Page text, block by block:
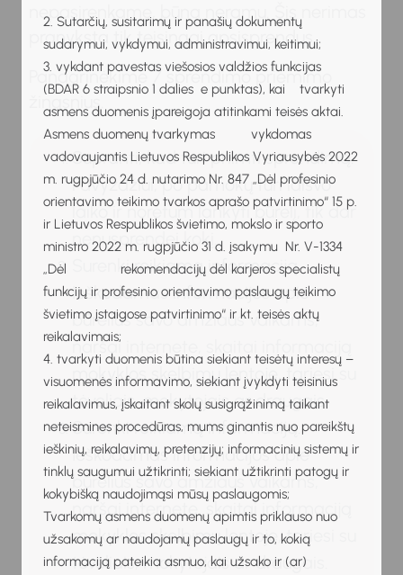
2. Sutarčių, susitarimų ir panašių dokumentų
sudarymui, vykdymui, administravimui, keitimui;
3. vykdant pavestas viešosios valdžios funkcijas
(BDAR 6 straipsnio 1 dalies e punktas), kai tvarkyti
asmens duomenis įpareigoja atitinkami teisės aktai.
Asmens duomenų tvarkymas vykdomas
vadovaujantis Lietuvos Respublikos Vyriausybės 2022
m. rugpjūčio 24 d. nutarimo Nr. 847 „Dėl profesinio
orientavimo teikimo tvarkos aprašo patvirtinimo“ 15 p.
ir Lietuvos Respublikos švietimo, mokslo ir sporto
ministro 2022 m. rugpjūčio 31 d. įsakymu Nr. V-1334
„Dėl rekomendacijų dėl karjeros specialistų
funkcijų ir profesinio orientavimo paslaugų teikimo
švietimo įstaigose patvirtinimo“ ir kt. teisės aktų
reikalavimais;
4. tvarkyti duomenis būtina siekiant teisėtų interesų –
visuomenės informavimo, siekiant įvykdyti teisinius
reikalavimus, įskaitant skolų susigrąžinimą taikant
neteismines procedūras, mums ginantis nuo pareikštų
ieškinių, reikalavimų, pretenzijų; informacinių sistemų ir
tinklų saugumui užtikrinti; siekiant užtikrinti patogų ir
kokybišką naudojimąsi mūsų paslaugomis;
Tvarkomų asmens duomenų apimtis priklauso nuo
užsakomų ar naudojamų paslaugų ir to, kokią
informaciją pateikia asmuo, kai užsako ir (ar)
nepasirenkame, būna neramu. Šis nerimas
pranyksta tik teisingai apsisprendus.
Panagrinėkime 7 sprendimo priėmimo
žingsnius.
Supranti, kad turi priimti sprendimą.
Pavyzdžiui, po pamokų turi laisvo
laiko ir norėtum lankyti būrelį, tik dar
nenusprendei kokį.
Surenki reikiamą informaciją.
Ieškodamas informacijos apie
būrelius savo amžiaus vaikams,
naršai internete, skaitai informaciją
mokyklos skelbimų lentoje, tariesi su
tėveliais, mokytojais ar draugais.
Surenki reikiamą informaciją.
Ieškodamas informacijos apie
būrelius savo amžiaus vaikams,
naršai internete, skaitai informaciją
mokyklos skelbimų lentoje, tariesi su
tėveliais, mokytojais ar draugais.